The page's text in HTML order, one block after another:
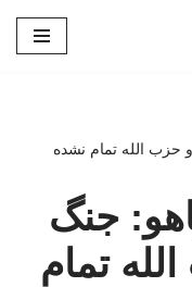
و حزب الله تمام نشده
جنگ
تمام